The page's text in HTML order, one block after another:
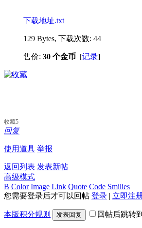
下载地址.txt
129 Bytes, 下载次数: 44
售价: 30 个金币 [记录]
收藏5
回复
使用道具 举报
返回列表 发表新帖
高级模式
B Color Image Link Quote Code Smilies
您需要登录后才可以回帖 登录 | 立即注
本版积分规则 发表回复 回帖后跳转